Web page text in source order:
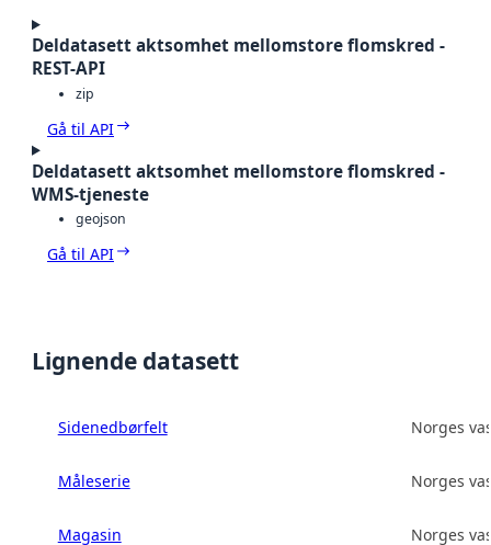
Deldatasett aktsomhet mellomstore flomskred -
REST-API
zip
Gå til API
Deldatasett aktsomhet mellomstore flomskred -
WMS-tjeneste
geojson
Gå til API
Lignende datasett
Sidenedbørfelt Norges
Måleserie Norges
Magasin Norges